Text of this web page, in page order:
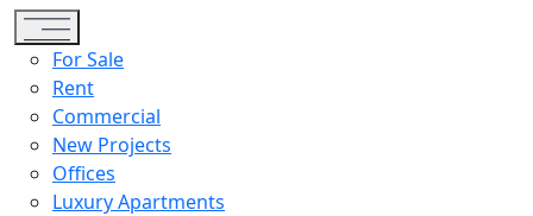
Toggle navigation
For Sale
Rent
Commercial
New Projects
Offices
Luxury Apartments